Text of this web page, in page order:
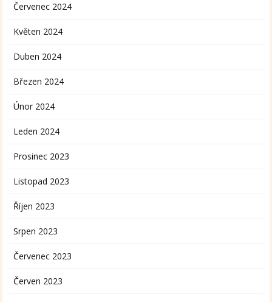
Červenec 2024
Květen 2024
Duben 2024
Březen 2024
Únor 2024
Leden 2024
Prosinec 2023
Listopad 2023
Říjen 2023
Srpen 2023
Červenec 2023
Červen 2023